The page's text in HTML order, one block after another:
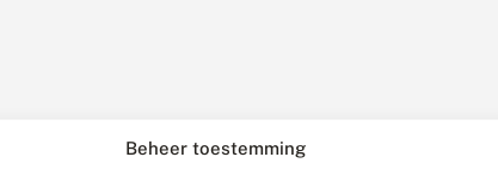
Beheer toestemming